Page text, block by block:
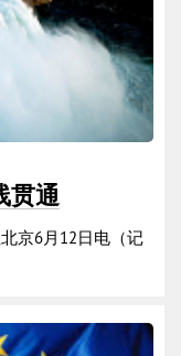
贯通
6月12日电（记